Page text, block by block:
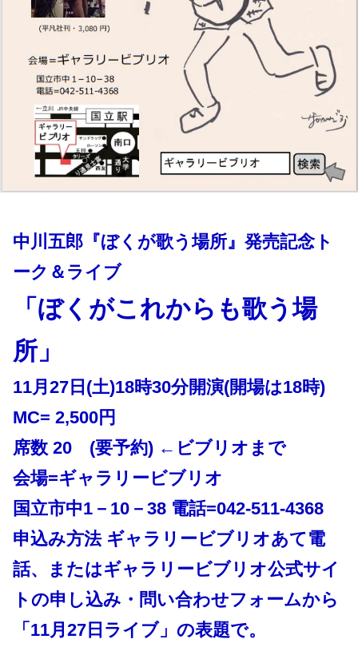
中川五郎『ぼくが歌う場所』発売記念ト
ーク＆ライブ
「ぼくがこれからも歌う場
所」
11月27日(土)18時30分開演(開場は18時)
MC= 2,500円
席数 20 (要予約) ←ビブリオまで
会場=ギャラリービブリオ
国立市中1－10－38 電話=042-511-4368
申込み方法 ギャラリービブリオあて電
話、またはギャラリービブリオ公式サイ
トの申し込み・問い合わせフォームから
「11月27日ライブ」の表題で。